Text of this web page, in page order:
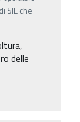
SIE che
delle